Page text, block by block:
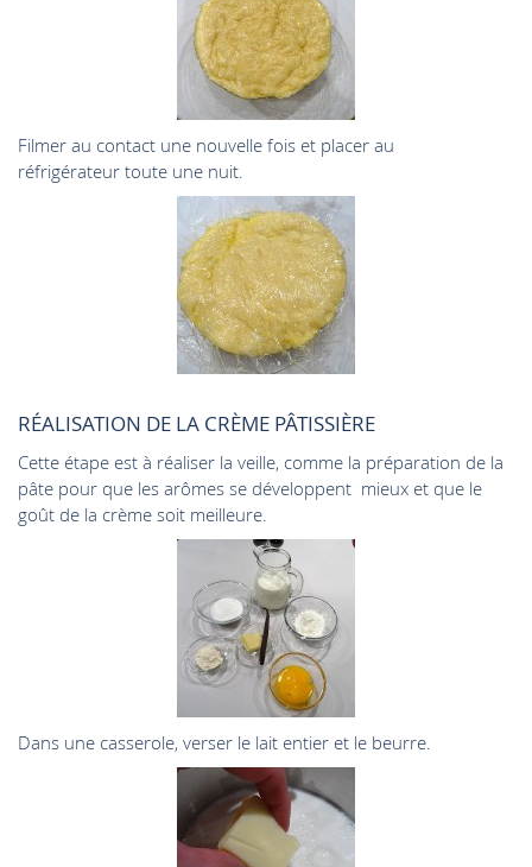
Filmer au contact une nouvelle fois et placer au
réfrigérateur toute une nuit.
RÉALISATION DE LA CRÈME PÂTISSIÈRE
Cette étape est à réaliser la veille, comme la préparation de la
pâte pour que les arômes se développent mieux et que le
goût de la crème soit meilleure.
Dans une casserole, verser le lait entier et le beurre.